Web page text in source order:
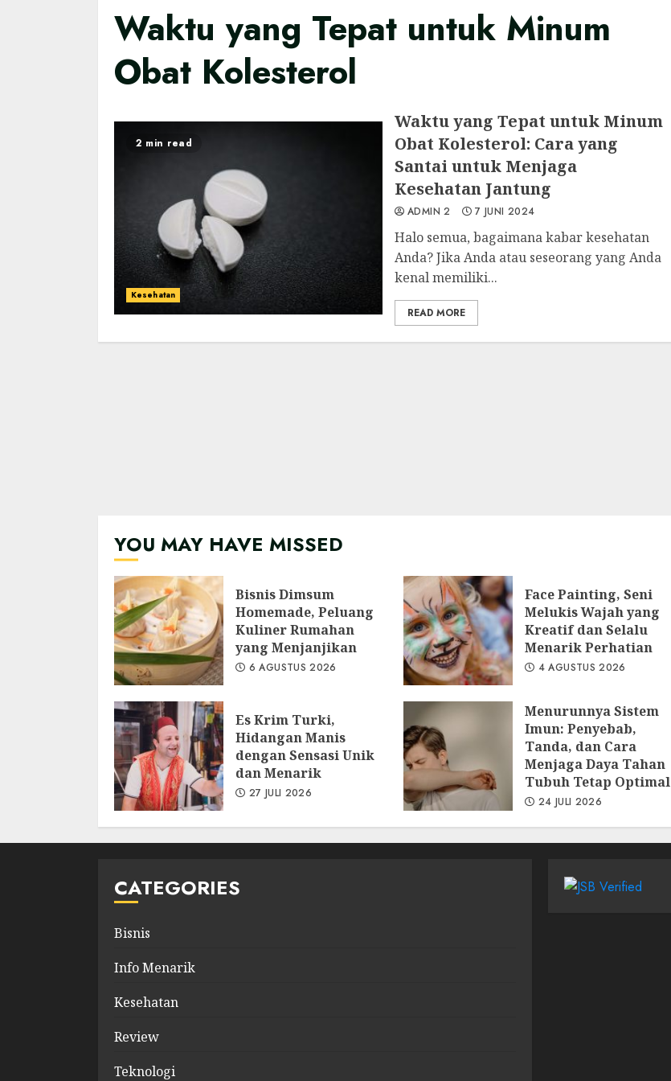
Waktu yang Tepat untuk Minum
Obat Kolesterol
2 min read
Kesehatan
Waktu yang Tepat untuk Minum
Obat Kolesterol: Cara yang
Santai untuk Menjaga
Kesehatan Jantung
ADMIN 2 7 JUNI 2024
Halo semua, bagaimana kabar kesehatan
Anda? Jika Anda atau seseorang yang Anda
kenal memiliki...
READ MORE
YOU MAY HAVE MISSED
Bisnis Dimsum
Homemade, Peluang
Kuliner Rumahan
yang Menjanjikan
6 AGUSTUS 2026
Face Painting, Seni
Melukis Wajah yang
Kreatif dan Selalu
Menarik Perhatian
4 AGUSTUS 2026
Es Krim Turki,
Hidangan Manis
dengan Sensasi Unik
dan Menarik
27 JULI 2026
Menurunnya Sistem
Imun: Penyebab,
Tanda, dan Cara
Menjaga Daya Tahan
Tubuh Tetap Optimal
24 JULI 2026
CATEGORIES
Bisnis
Info Menarik
Kesehatan
Review
Teknologi